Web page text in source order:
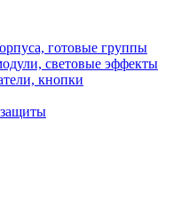
готовые группы
световые эффекты
кнопки